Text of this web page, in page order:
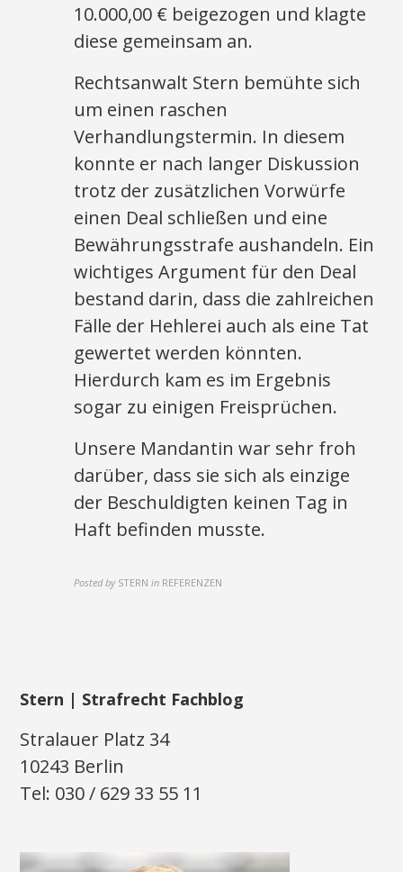
10.000,00 € beigezogen und klagte
diese gemeinsam an.
Rechtsanwalt Stern bemühte sich
um einen raschen
Verhandlungstermin. In diesem
konnte er nach langer Diskussion
trotz der zusätzlichen Vorwürfe
einen Deal schließen und eine
Bewährungsstrafe aushandeln. Ein
wichtiges Argument für den Deal
bestand darin, dass die zahlreichen
Fälle der Hehlerei auch als eine Tat
gewertet werden könnten.
Hierdurch kam es im Ergebnis
sogar zu einigen Freisprüchen.
Unsere Mandantin war sehr froh
darüber, dass sie sich als einzige
der Beschuldigten keinen Tag in
Haft befinden musste.
Posted by STERN in REFERENZEN
Stern | Strafrecht Fachblog
Stralauer Platz 34
10243 Berlin
Tel: 030 / 629 33 55 11